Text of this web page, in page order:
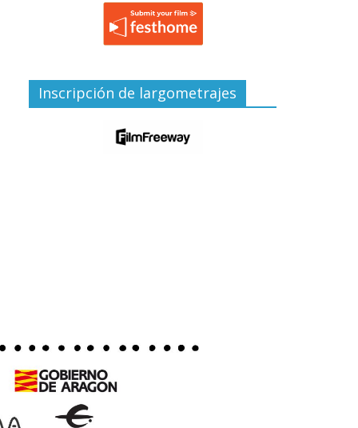
Inscripción de largometrajes